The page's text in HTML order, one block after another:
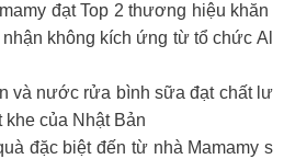
đạt Top 2 thương hiệu khăn
không kích ứng từ tổ chức Al
và nước rửa bình sữa đạt chất lư
của Nhật Bản
đặc biệt đến từ nhà Mamamy s